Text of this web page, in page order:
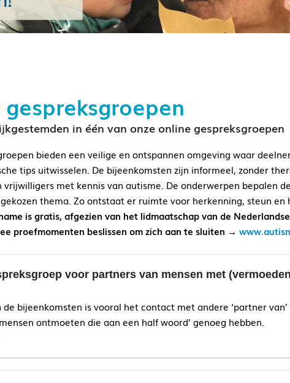
in één van onze online gespreksgroepen
bieden een veilige en ontspannen omgeving waar
tips uitwisselen. De bijeenkomsten zijn informeel, zonder
met kennis van autisme. De onderwerpen bepalen
thema. Zo ontstaat er ruimte voor herkenning, steun en
is gratis, afgezien van het lidmaatschap van de
proefmomenten beslissen om zich aan te sluiten →
voor partners van mensen met
de bijeenkomsten is vooral het contact met andere ‘partner van’
ontmoeten die aan een half woord’ genoeg hebben.